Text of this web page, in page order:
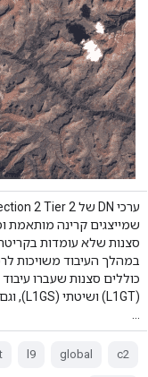
שמייצגים קרינה מותאמת
כוללים סצנות שעברו
c2
global
l9